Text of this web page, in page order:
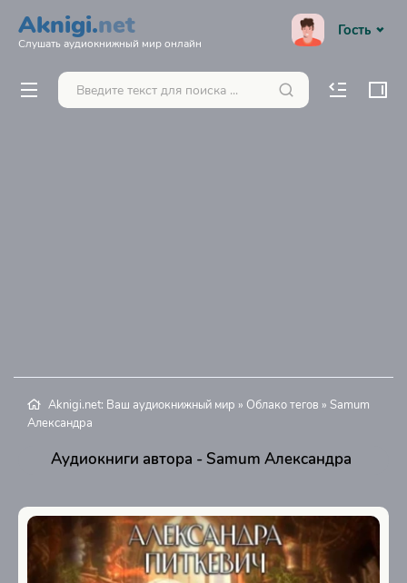
Aknigi.net
Слушать аудиокнижный мир онлайн
Гость
Aknigi.net: Ваш аудиокнижный мир » Облако тегов » Samum
Александра
Аудиокниги автора - Samum Александра